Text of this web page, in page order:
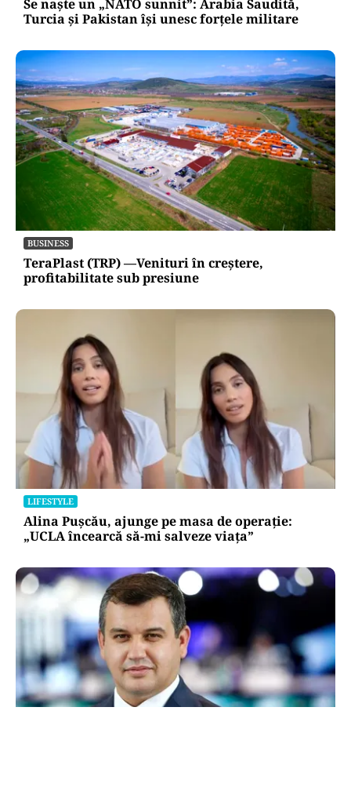
Se naște un „NATO sunnit”: Arabia Saudită,
Turcia și Pakistan își unesc forțele militare
BUSINESS
TeraPlast (TRP) —Venituri în creștere,
profitabilitate sub presiune
LIFESTYLE
Alina Pușcău, ajunge pe masa de operație:
„UCLA încearcă să-mi salveze viața”